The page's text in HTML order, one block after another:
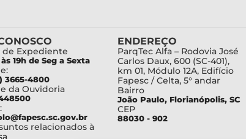
de Expediente
19h de Seg a Sexta
3665-4800
da Ouvidoria
relacionados à
ENDEREÇO
ParqTec Alfa – Rodovia José
Carlos Daux, 600 (SC-401),
km 01, Módulo 12A, Edifício
Fapesc / Celta, 5° andar
Bairro
João Paulo, Florianópolis, SC
CEP
88030 - 902